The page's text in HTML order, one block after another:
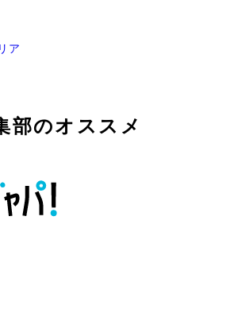
ア
部のオススメ